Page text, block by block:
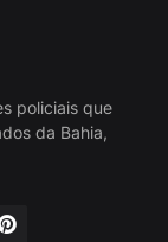
policiais que
da Bahia,